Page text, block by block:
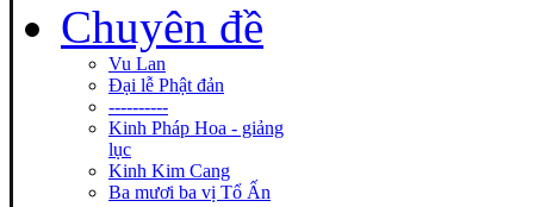
Chuyên đề
Vu Lan
Đại lễ Phật đản
----------
Kinh Pháp Hoa - giảng
lục
Kinh Kim Cang
Ba mươi ba vị Tổ Ấn